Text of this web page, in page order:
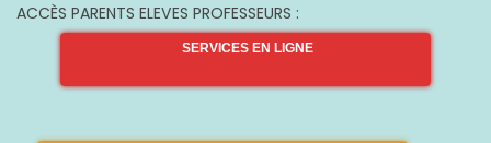
ACCÈS PARENTS ELEVES PROFESSEURS :
SERVICES EN LIGNE